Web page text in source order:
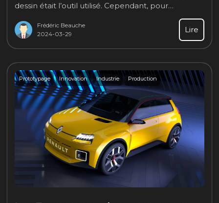
dessin était l’outil utilisé. Cependant, pour
représenter des formes complexes, dites « gauche
», une représentation en plan ne suffisait pas,
même avec des sections de pièces.
Frédéric Beauche
2024-03-29
Lire
Prototypage Innovation Industrie Production